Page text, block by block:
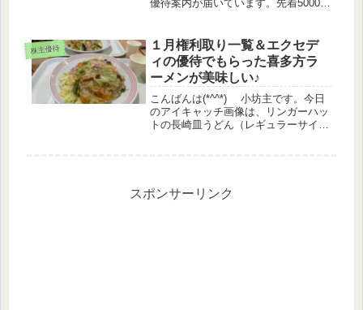
優待案内が届いています。先着5000名
ると選びたくなる性分です。。。案内
は昨日届いたので、昨日の...
株主優待
１月権利取り一覧＆エクセデ
ィの優待でもらった喜多方ラ
ーメンが美味しい♪
こんばんは(*^^*) 小坊主です。今日
のアイキャッチ画像は、リンガーハッ
トの長崎皿うどん（レギュラーサイ
スポンサーリンク